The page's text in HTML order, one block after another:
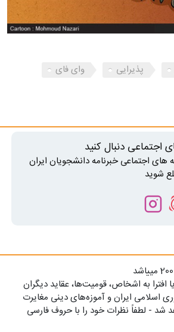
پذیرایی
وای فای
اجتماعی دنبال کنید
اجتماعی خبرنامه دانشجویان ایران
شوید
افترا به اشخاص، قومیت‌ها، عقاید دیگران
اسلامی ایران و آموزه‌های دینی مغایرت
شد - لطفاً نظرات خود را با حروف فارسی